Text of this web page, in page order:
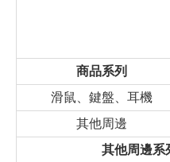
商品系列
滑鼠、鍵盤、耳機
其他周邊
其他周邊系